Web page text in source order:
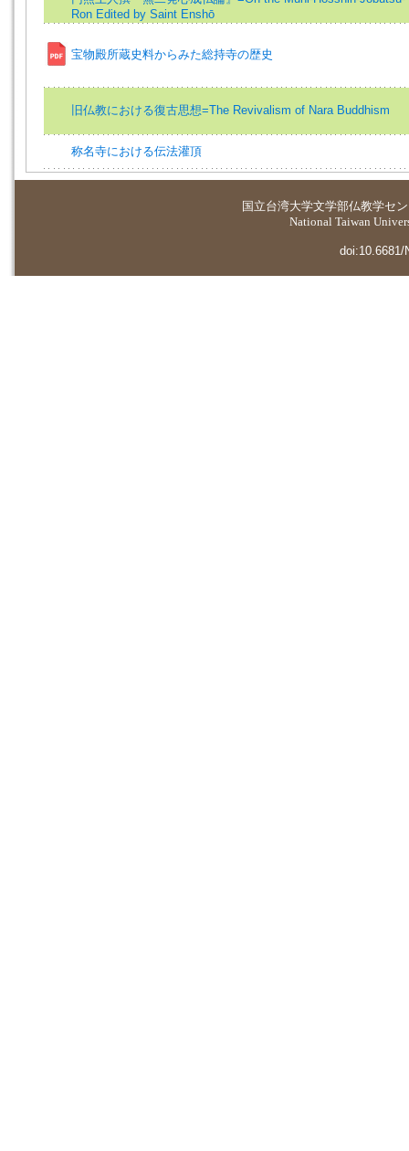
Ron Edited by Saint Enshō
宝物殿所蔵史料からみた総持寺の歴史
旧仏教における復古思想=The Revivalism of Nara Buddhism
称名寺における伝法灌頂
国立台湾大学文学部仏教学セ
National Taiwan
doi:10.6681/